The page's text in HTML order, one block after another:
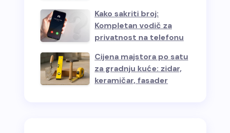
Kako sakriti broj:
Kompletan vodič za
privatnost na telefonu
Cijena majstora po satu
za gradnju kuće: zidar,
keramičar, fasader